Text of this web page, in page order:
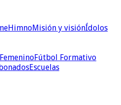
HimnoMisión y visiónÍdolos
Fútbol Formativo
Escuelas